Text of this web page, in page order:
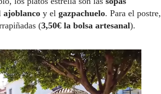
ajoblanco y el gazpachuelo. Para el postre,
(3,50€ la bolsa artesanal).